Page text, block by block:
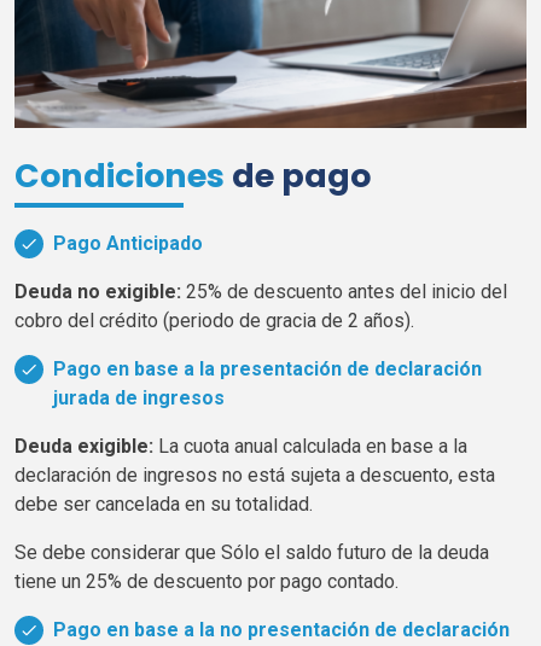
Condiciones de pago
Pago Anticipado
Deuda no exigible: 25% de descuento antes del inicio del
cobro del crédito (periodo de gracia de 2 años).
Pago en base a la presentación de declaración
jurada de ingresos
Deuda exigible: La cuota anual calculada en base a la
declaración de ingresos no está sujeta a descuento, esta
debe ser cancelada en su totalidad.
Se debe considerar que Sólo el saldo futuro de la deuda
tiene un 25% de descuento por pago contado.
Pago en base a la no presentación de declaración